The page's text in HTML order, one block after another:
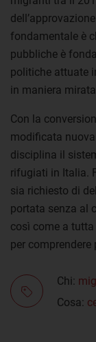
fondamentale è
pubbliche è
politiche attuate
in maniera
Con la
modificata
disciplina il
rifugiati in Italia.
sia richiesto di
portata senza al
così come a
per
Chi:
Cosa: